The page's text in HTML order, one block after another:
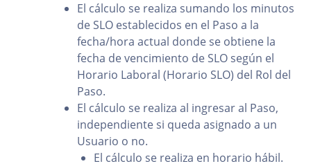
El cálculo se realiza sumando los minutos
de SLO establecidos en el Paso a la
fecha/hora actual donde se obtiene la
fecha de vencimiento de SLO según el
Horario Laboral (Horario SLO) del Rol del
Paso.
El cálculo se realiza al ingresar al Paso,
independiente si queda asignado a un
Usuario o no.
El cálculo se realiza en horario hábil.